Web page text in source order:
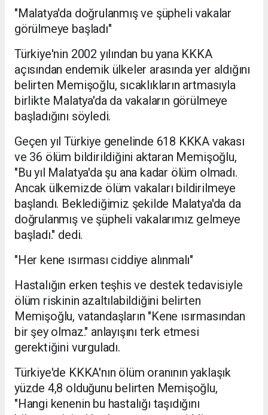
"Malatya'da doğrulanmış ve şüpheli vakalar
görülmeye başladı"
Türkiye'nin 2002 yılından bu yana KKKA
açısından endemik ülkeler arasında yer aldığını
belirten Memişoğlu, sıcaklıkların artmasıyla
birlikte Malatya'da da vakaların görülmeye
başladığını söyledi.
Geçen yıl Türkiye genelinde 618 KKKA vakası
ve 36 ölüm bildirildiğini aktaran Memişoğlu,
"Bu yıl Malatya'da şu ana kadar ölüm olmadı.
Ancak ülkemizde ölüm vakaları bildirilmeye
başlandı. Beklediğimiz şekilde Malatya'da da
doğrulanmış ve şüpheli vakalarımız gelmeye
başladı." dedi.
"Her kene ısırması ciddiye alınmalı"
Hastalığın erken teşhis ve destek tedavisiyle
ölüm riskinin azaltılabildiğini belirten
Memişoğlu, vatandaşların "Kene ısırmasından
bir şey olmaz." anlayışını terk etmesi
gerektiğini vurguladı.
Türkiye'de KKKA'nın ölüm oranının yaklaşık
yüzde 4,8 olduğunu belirten Memişoğlu,
"Hangi kenenin bu hastalığı taşıdığını